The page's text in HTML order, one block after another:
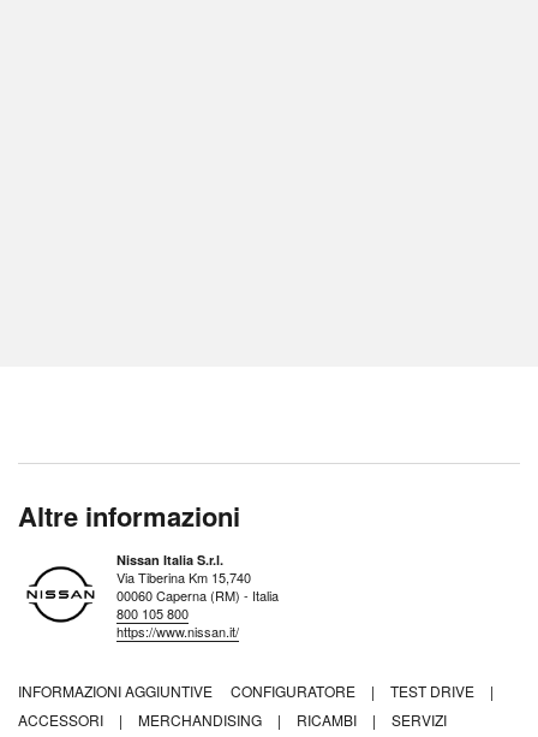
Altre informazioni
Nissan Italia S.r.l.
Via Tiberina Km 15,740
00060 Caperna (RM) - Italia
800 105 800
https://www.nissan.it/
INFORMAZIONI AGGIUNTIVE CONFIGURATORE | TEST DRIVE
|
ACCESSORI
| MERCHANDISING | RICAMBI |
SERVIZI